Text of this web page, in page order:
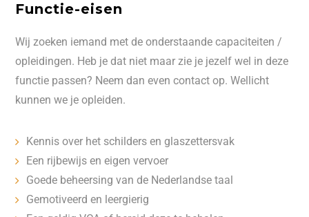
Functie-eisen
Wij zoeken iemand met de onderstaande capaciteiten /
opleidingen. Heb je dat niet maar zie je jezelf wel in deze
functie passen? Neem dan even contact op. Wellicht
kunnen we je opleiden.
Kennis over het schilders en glaszettersvak
Een rijbewijs en eigen vervoer
Goede beheersing van de Nederlandse taal
Gemotiveerd en leergierig